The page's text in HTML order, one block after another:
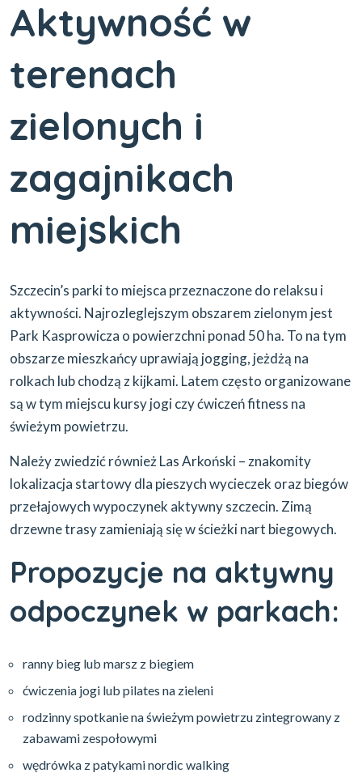
Aktywność w
terenach
zielonych i
zagajnikach
miejskich
Szczecin’s parki to miejsca przeznaczone do relaksu i
aktywności. Najrozleglejszym obszarem zielonym jest
Park Kasprowicza o powierzchni ponad 50 ha. To na tym
obszarze mieszkańcy uprawiają jogging, jeżdżą na
rolkach lub chodzą z kijkami. Latem często organizowane
są w tym miejscu kursy jogi czy ćwiczeń fitness na
świeżym powietrzu.
Należy zwiedzić również Las Arkoński – znakomity
lokalizacja startowy dla pieszych wycieczek oraz biegów
przełajowych wypoczynek aktywny szczecin. Zimą
drzewne trasy zamieniają się w ścieżki nart biegowych.
Propozycje na aktywny
odpoczynek w parkach:
ranny bieg lub marsz z biegiem
ćwiczenia jogi lub pilates na zieleni
rodzinny spotkanie na świeżym powietrzu zintegrowany z
zabawami zespołowymi
wędrówka z patykami nordic walking